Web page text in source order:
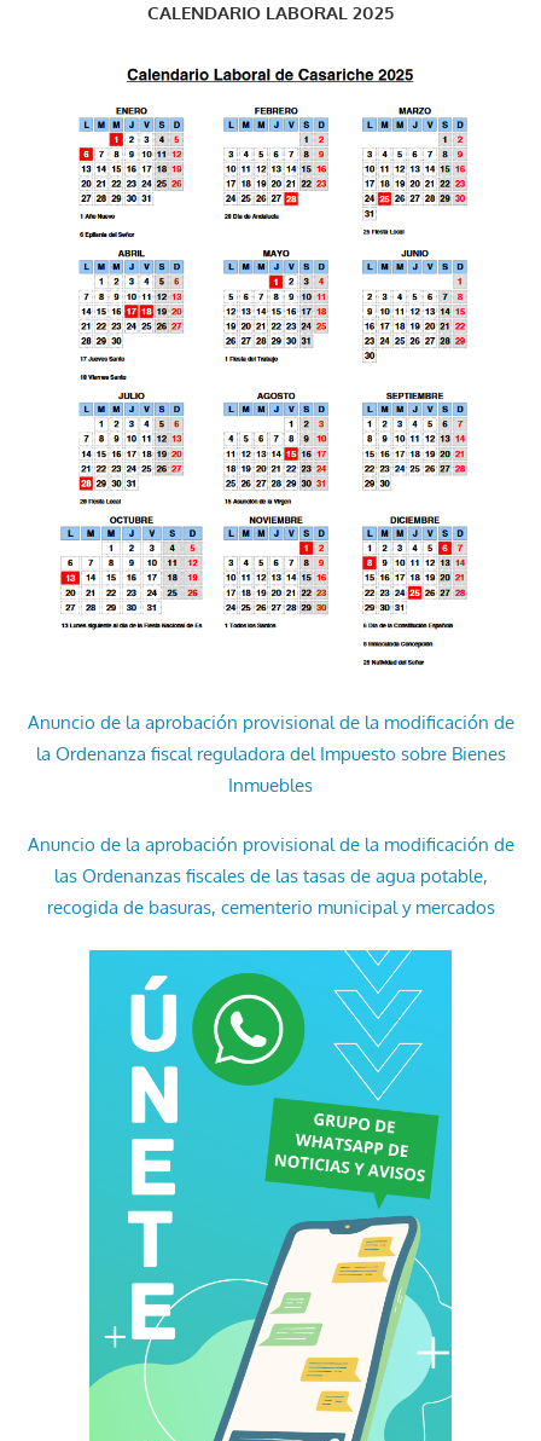
CALENDARIO LABORAL 2025
Anuncio de la aprobación provisional de la modificación de
la Ordenanza fiscal reguladora del Impuesto sobre Bienes
Inmuebles
Anuncio de la aprobación provisional de la modificación de
las Ordenanzas fiscales de las tasas de agua potable,
recogida de basuras, cementerio municipal y mercados